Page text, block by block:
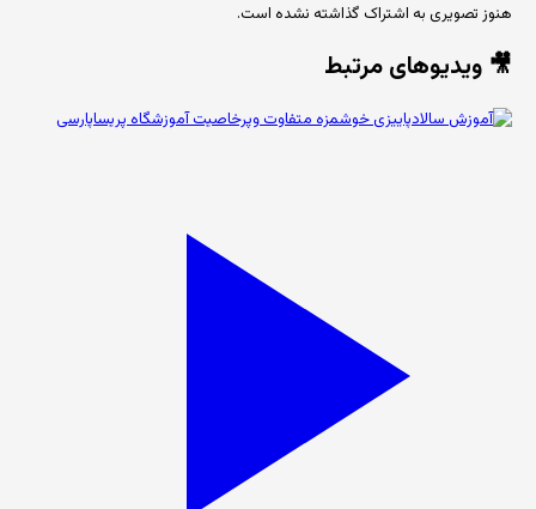
هنوز تصویری به اشتراک گذاشته نشده است.
🎥 ویدیوهای مرتبط